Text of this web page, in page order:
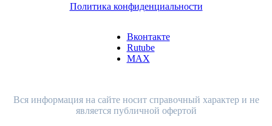
Политика конфиденциальности
Вконтакте
Rutube
MAX
Вся информация на сайте носит справочный характер и не
является публичной офертой